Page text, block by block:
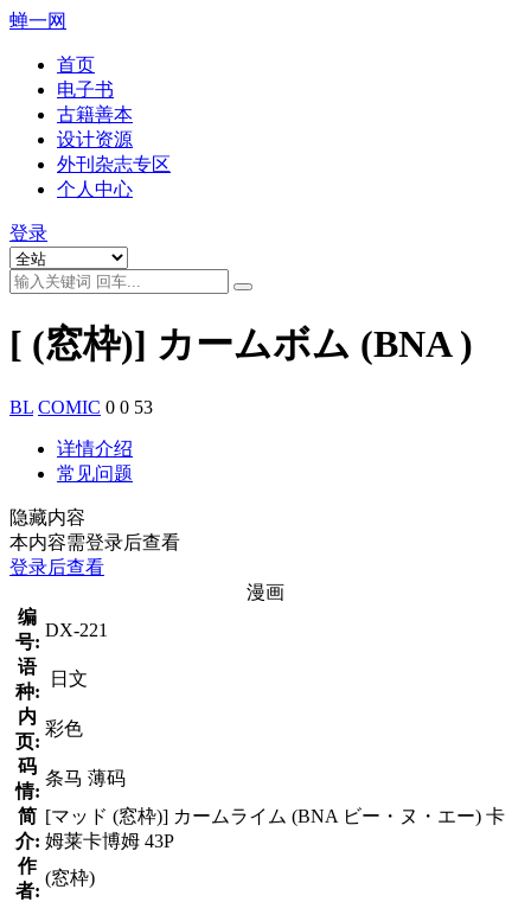
蝉一网
首页
电子书
古籍善本
设计资源
外刊杂志专区
个人中心
登录
[ (窓枠)] カームボム (BNA )
BL COMIC 0 0 53
详情介绍
常见问题
隐藏内容
本内容需登录后查看
登录后查看
漫画
编
号:
DX-221
语
种:
日文
内
页:
彩色
码
情:
条马 薄码
简
介:
[マッド (窓枠)] カームライム (BNA ビー・ヌ・エー) 卡
姆莱卡博姆 43P
作
者:
(窓枠)